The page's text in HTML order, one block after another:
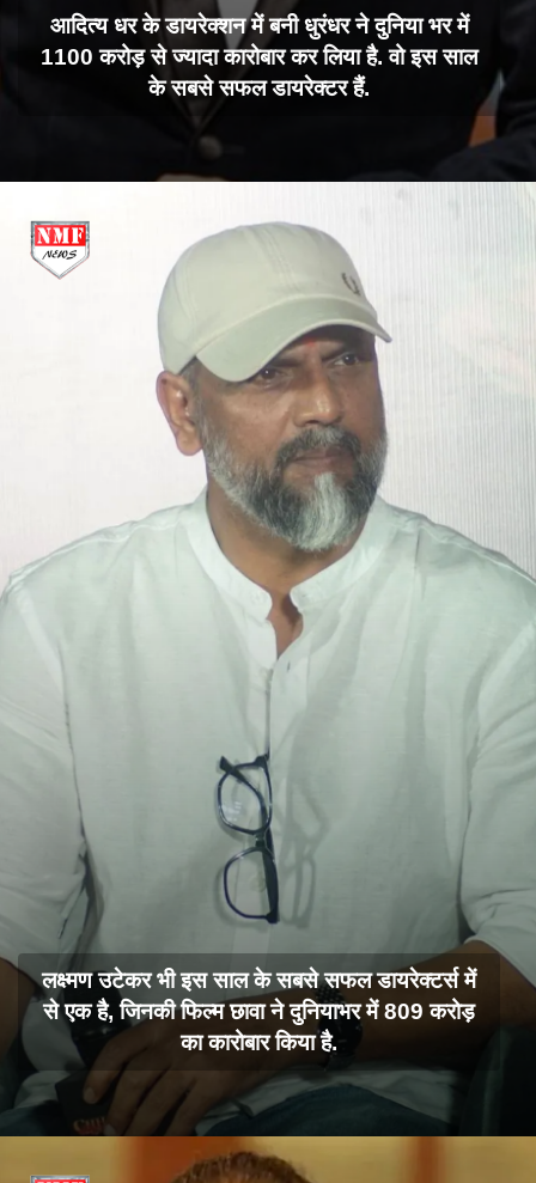
आदित्य धर के डायरेक्शन में बनी धुरंधर ने दुनिया भर में
1100 करोड़ से ज्यादा कारोबार कर लिया है. वो इस साल
के सबसे सफल डायरेक्टर हैं.
लक्ष्मण उटेकर भी इस साल के सबसे सफल डायरेक्टर्स में
से एक है, जिनकी फिल्म छावा ने दुनियाभर में 809 करोड़
का कारोबार किया है.